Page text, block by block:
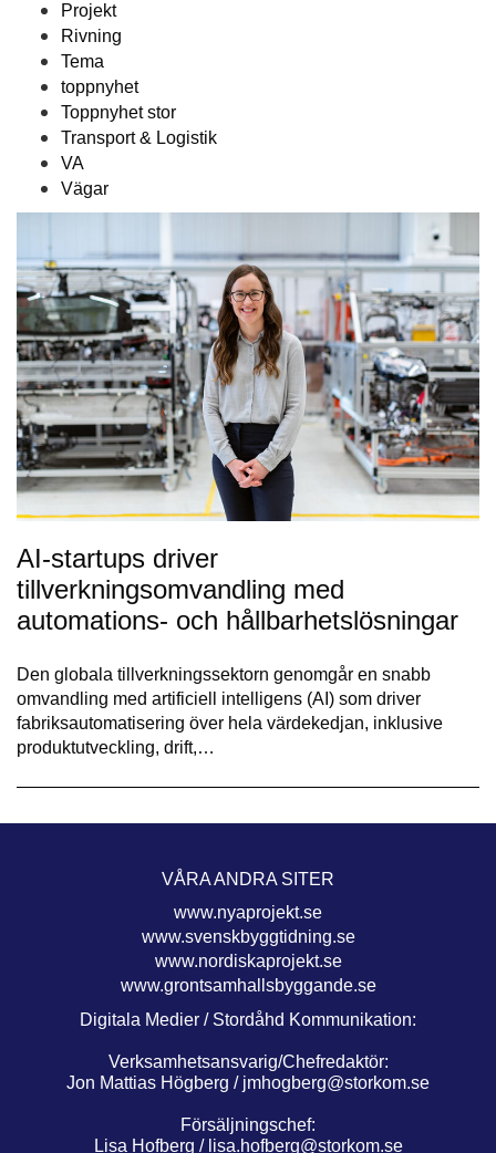
Projekt
Rivning
Tema
toppnyhet
Toppnyhet stor
Transport & Logistik
VA
Vägar
AI-startups driver
tillverkningsomvandling med
automations- och hållbarhetslösningar
Den globala tillverkningssektorn genomgår en snabb
omvandling med artificiell intelligens (AI) som driver
fabriksautomatisering över hela värdekedjan, inklusive
produktutveckling, drift,…
VÅRA ANDRA SITER
www.nyaprojekt.se
www.svenskbyggtidning.se
www.nordiskaprojekt.se
www.grontsamhallsbyggande.se
Digitala Medier / Stordåhd Kommunikation:
Verksamhetsansvarig/Chefredaktör:
Jon Mattias Högberg / jmhogberg@storkom.se
Försäljningschef:
Lisa Hofberg / lisa.hofberg@storkom.se